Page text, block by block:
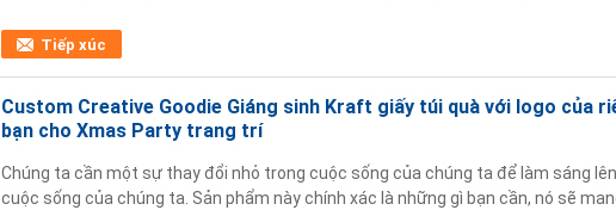
Tiếp xúc
Custom Creative Goodie Giáng sinh Kraft giấy túi quà với logo của
bạn cho Xmas Party trang trí
Chúng ta cần một sự thay đổi nhỏ trong cuộc sống của chúng ta để làm sáng lên
cuộc sống của chúng ta. Sản phẩm này chính xác là những gì bạn cần, nó sẽ